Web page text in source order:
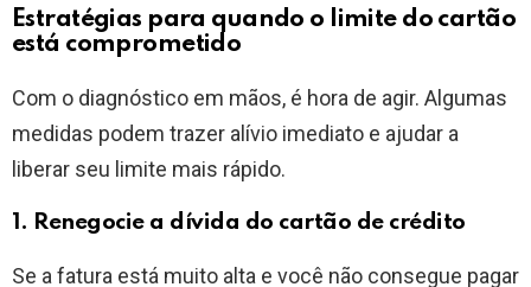
Estratégias para quando o limite do cartão
está comprometido
Com o diagnóstico em mãos, é hora de agir. Algumas
medidas podem trazer alívio imediato e ajudar a
liberar seu limite mais rápido.
1. Renegocie a dívida do cartão de crédito
Se a fatura está muito alta e você não consegue pagar